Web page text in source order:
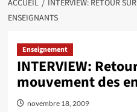
ACCUEIL
INTERVIEW: RETOUR
ENSEIGNANTS
Enseignement
INTERVIEW:
mouvement des
novembre 18, 2009